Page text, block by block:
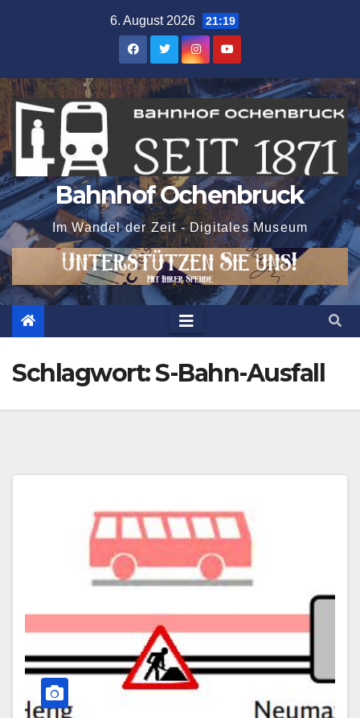
6. August 2026 21:19
Bahnhof Ochenbruck
Im Wandel der Zeit - Digitales Museum
Schlagwort:S-Bahn-Ausfall